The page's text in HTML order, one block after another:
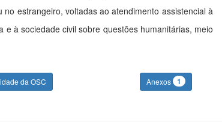
estrangeiro, voltadas ao atendimento assistencial à
à sociedade civil sobre questões humanitárias, meio
da OSC Anexos 1